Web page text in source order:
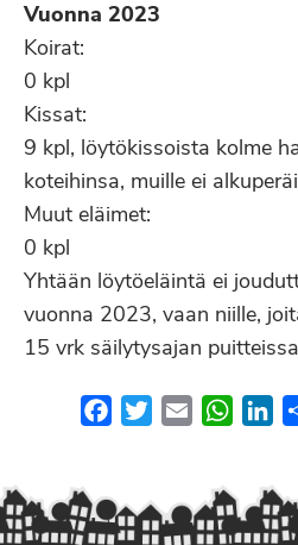
Vuonna 2023
Koirat:
0 kpl
Kissat:
9 kpl, löytökissoista kolme
koteihinsa, muille ei
Muut eläimet:
0 kpl
Yhtään löytöeläintä ei
vuonna 2023, vaan niille,
15 vrk säilytysajan
FacebookTwitterEmail